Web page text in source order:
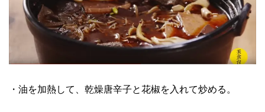
・油を加熱して、乾燥唐辛子と花椒を入れて炒める。